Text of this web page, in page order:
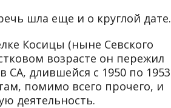
шла еще и о круглой дате.
Косицы (ныне Севского
возрасте он пережил
СА, длившейся с 1950 по 1953
помимо всего прочего, и
деятельность.